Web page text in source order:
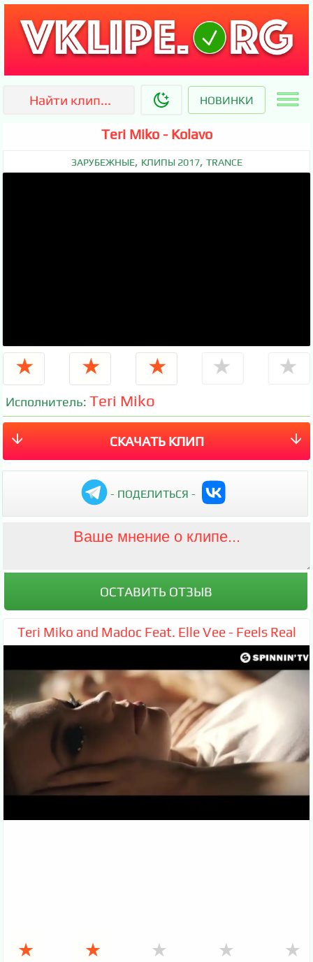
НОВИНКИ
Teri Miko - Kolavo
ЗАРУБЕЖНЫЕ, КЛИПЫ 2017, TRANCE
★ ★ ★ ★ ★
Исполнитель:Teri Miko
СКАЧАТЬ КЛИП
- ПОДЕЛИТЬСЯ -
Teri Miko and Madoc Feat. Elle Vee - Feels Real
★ ★ ★ ★ ★